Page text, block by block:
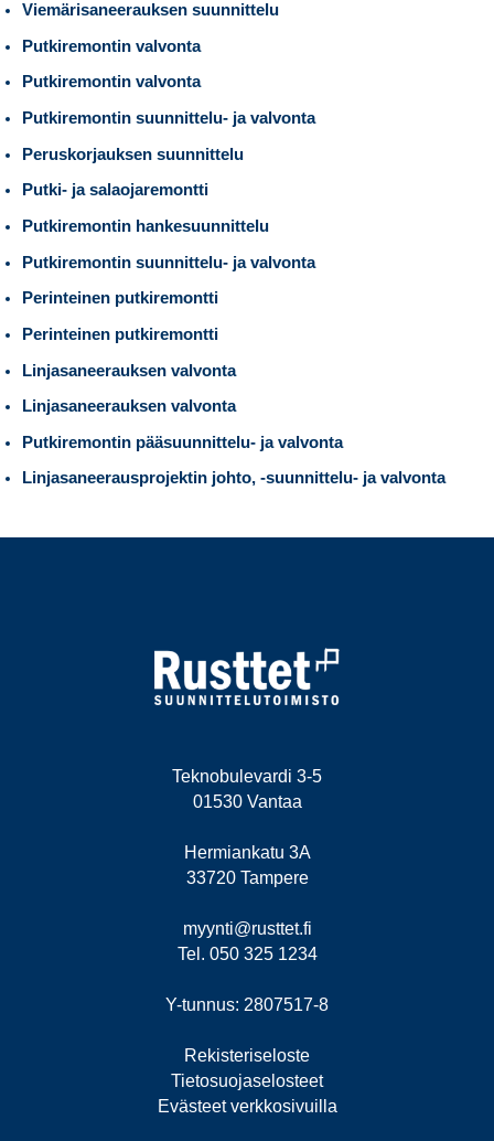
Viemärisaneerauksen suunnittelu
Putkiremontin valvonta
Putkiremontin valvonta
Putkiremontin suunnittelu- ja valvonta
Peruskorjauksen suunnittelu
Putki- ja salaojaremontti
Putkiremontin hankesuunnittelu
Putkiremontin suunnittelu- ja valvonta
Perinteinen putkiremontti
Perinteinen putkiremontti
Linjasaneerauksen valvonta
Linjasaneerauksen valvonta
Putkiremontin pääsuunnittelu- ja valvonta
Linjasaneerausprojektin johto, -suunnittelu- ja valvonta
Teknobulevardi 3-5
01530 Vantaa
Hermiankatu 3A
33720 Tampere
myynti@rusttet.fi
Tel. 050 325 1234
Y-tunnus: 2807517-8
Rekisteriseloste
Tietosuojaselosteet
Evästeet verkkosivuilla